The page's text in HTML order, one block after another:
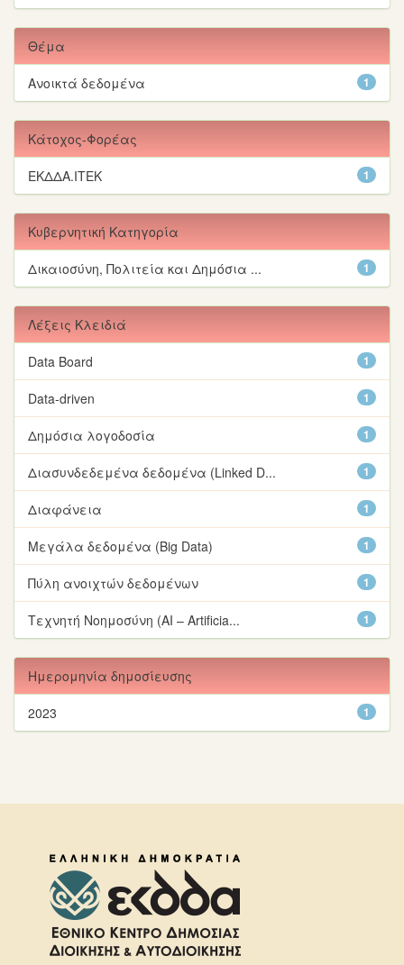
Θέμα
1
Ανοικτά δεδομένα
Κάτοχος-Φορέας
1
ΕΚΔΔΑ.ΙΤΕΚ
Κυβερνητική Κατηγορία
1
Δικαιοσύνη, Πολιτεία και Δημόσια ...
Λέξεις Κλειδιά
1
Data Board
1
Data-driven
1
Δημόσια λογοδοσία
1
Διασυνδεδεμένα δεδομένα (Linked D...
1
Διαφάνεια
1
Μεγάλα δεδομένα (Big Data)
1
Πύλη ανοιχτών δεδομένων
1
Τεχνητή Νοημοσύνη (AI – Artificia...
Ημερομηνία δημοσίευσης
1
2023